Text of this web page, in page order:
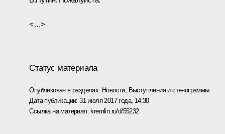
<…>
Статус материала
Опубликован в разделах: Новости, Выступления и стенограммы
Дата публикации:31 июля 2017 года, 14:30
Ссылка на материал: kremlin.ru/d/55232